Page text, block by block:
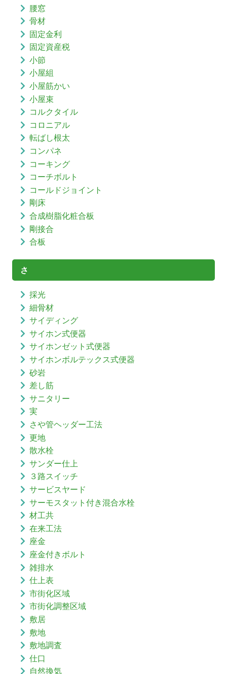
腰窓
骨材
固定金利
固定資産税
小節
小屋組
小屋筋かい
小屋束
コルクタイル
コロニアル
転ばし根太
コンパネ
コーキング
コーチボルト
コールドジョイント
剛床
合成樹脂化粧合板
剛接合
合板
さ
採光
細骨材
サイディング
サイホン式便器
サイホンゼット式便器
サイホンボルテックス式便器
砂岩
差し筋
サニタリー
実
さや管ヘッダー工法
更地
散水栓
サンダー仕上
３路スイッチ
サービスヤード
サーモスタット付き混合水栓
材工共
在来工法
座金
座金付きボルト
雑排水
仕上表
市街化区域
市街化調整区域
敷居
敷地
敷地調査
仕口
自然換気